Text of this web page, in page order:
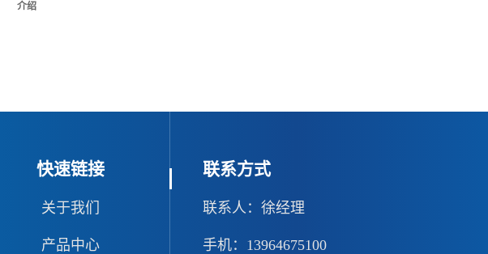
介绍
快速链接
关于我们
产品中心
联系方式
联系人：徐经理
手机：13964675100